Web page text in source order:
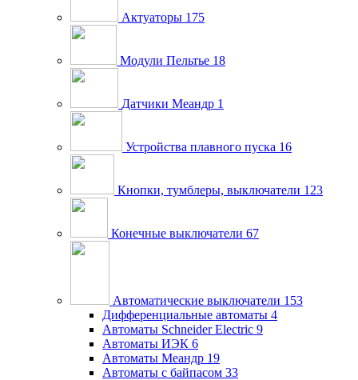
Актуаторы 175
Модули Пельтье 18
Датчики Меандр 1
Устройства плавного пуска 16
Кнопки, тумблеры, выключатели 123
Конечные выключатели 67
Автоматические выключатели 153
Дифференциальные автоматы 4
Автоматы Schneider Electric 9
Автоматы ИЭК 6
Автоматы Меандр 19
Автоматы с байпасом 33